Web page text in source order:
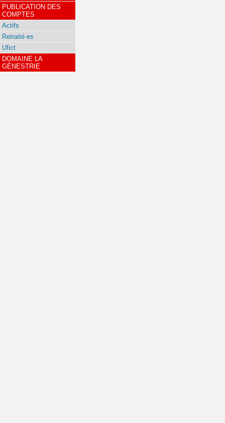
PUBLICATION DES
COMPTES
Actifs
Retraité·es
Ufict
DOMAINE LA
GÉNESTRIE